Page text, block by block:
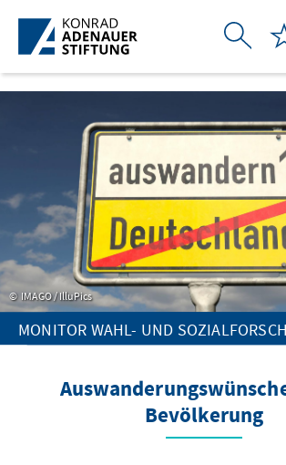
Skip to Main Content
IMAGO / IlluPics
MONITOR WAHL- UND
Bevölkerung